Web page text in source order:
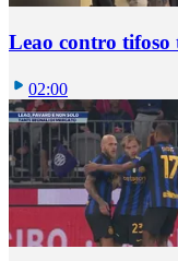
Leao contro tifoso
02:00